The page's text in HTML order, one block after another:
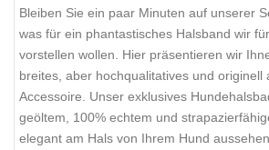
Bleiben Sie ein paar Minuten auf unserer
was für ein phantastisches Halsband wir
vorstellen wollen. Hier präsentieren wir
breites, aber hochqualitatives und originell
Accessoire. Unser exklusives
geöltem, 100% echtem und
elegant am Hals von Ihrem Hund